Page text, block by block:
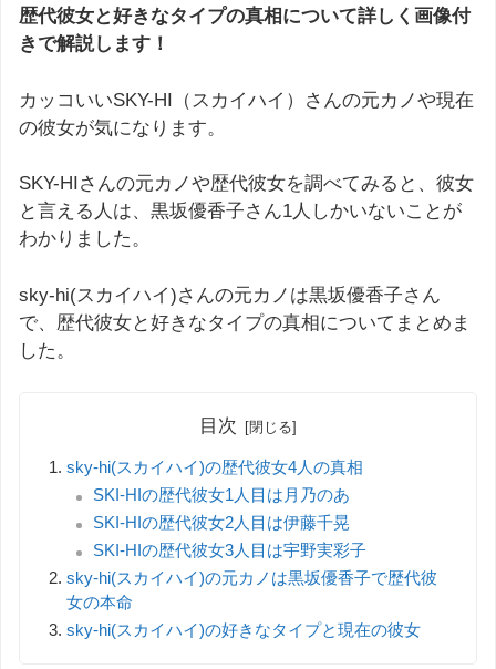
歴代彼女と好きなタイプの真相について詳しく画像付
きで解説します！
カッコいいSKY-HI（スカイハイ）さんの元カノや現在
の彼女が気になります。
SKY-HIさんの元カノや歴代彼女を調べてみると、彼女
と言える人は、黒坂優香子さん1人しかいないことが
わかりました。
sky-hi(スカイハイ)さんの元カノは黒坂優香子さん
で、歴代彼女と好きなタイプの真相についてまとめま
した。
目次
sky-hi(スカイハイ)の歴代彼女4人の真相
SKI-HIの歴代彼女1人目は月乃のあ
SKI-HIの歴代彼女2人目は伊藤千晃
SKI-HIの歴代彼女3人目は宇野実彩子
sky-hi(スカイハイ)の元カノは黒坂優香子で歴代彼
女の本命
sky-hi(スカイハイ)の好きなタイプと現在の彼女